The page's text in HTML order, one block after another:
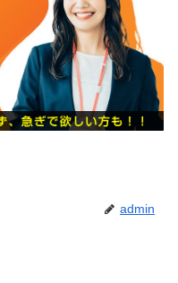
admin